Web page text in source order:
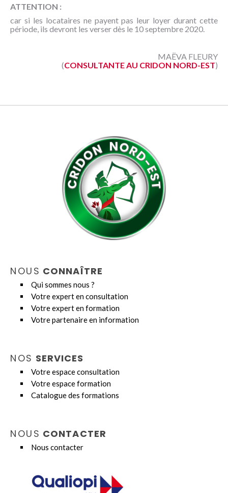
ATTENTION :
car si les locataires ne payent pas leur loyer durant cette
période, ils devront les verser dès le 10 septembre 2020.
MAËVA FLEURY
(CONSULTANTE AU CRIDON NORD-EST)
NOUS CONNAÎTRE
Qui sommes nous ?
Votre expert en consultation
Votre expert en formation
Votre partenaire en information
NOS SERVICES
Votre espace consultation
Votre espace formation
Catalogue des formations
NOUS CONTACTER
Nous contacter